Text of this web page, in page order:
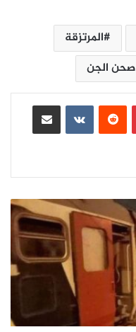
المرتزقة
الجن
بينتيريست
مشاركة عبر البريد